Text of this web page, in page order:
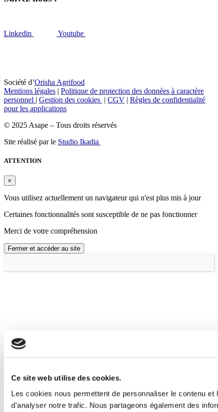
Ce site web utilise des cookies.
Les cookies nous permettent de personnaliser le contenu
d'analyser notre trafic. Nous partageons également des
Linkedin Youtube
Société d’Orisha Agrifood
Mentions légales | Politique de protection des données à caractère
personnel | Gestion des cookies | CGV | Règles de confidentialité
pour les applications
© 2025 Asape – Tous droits réservés
Site réalisé par le Studio Ikadia
ATTENTION
×
Vous utilisez actuellement un navigateur qui n'est plus mis à jour
Certaines fonctionnalités sont susceptible de ne pas fonctionner
Merci de votre compréhension
Fermer et accéder au site